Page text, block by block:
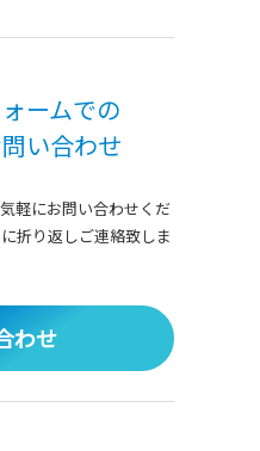
ームでの
い合わせ
軽にお問い合わせくだ
折り返しご連絡致しま
わせ